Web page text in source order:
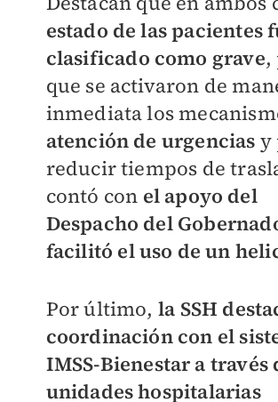
estado de las pacientes
clasificado como grave,
que se activaron de
inmediata los
atención de urgencias y
reducir tiempos de
contó con el apoyo del
Despacho del
facilitó el uso de un
Por último, la SSH
coordinación con el
IMSS-Bienestar a través
unidades hospitalarias